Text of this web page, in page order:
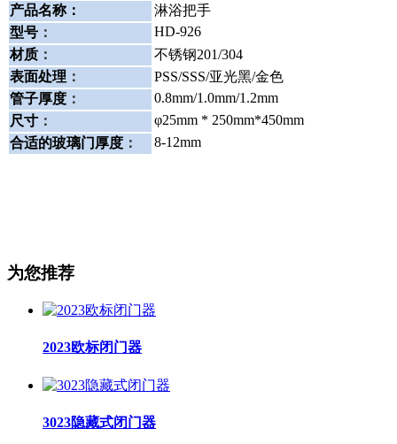
产品名称：
淋浴把手
型号 ：
HD-926
材质 ：
不锈钢201/304
表面处理 ：
PSS/SSS/亚光黑/金色
管子厚度 ：
0.8mm/1.0mm/1.2mm
尺寸 ：
φ25mm * 250mm*450mm
合适的玻璃门厚度 ： 8-12mm
为您推荐
2023欧标闭门器
3023隐藏式闭门器